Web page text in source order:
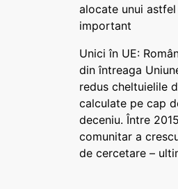
alocate unui
important
Unici în UE:
din întreaga
redus cheltuielile
calculate pe cap
deceniu. Între
comunitar a
de cercetare –